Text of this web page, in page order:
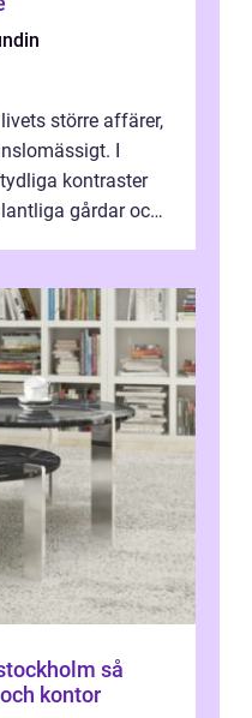
större affärer,
I
kontraster
gårdar och
så
kontor